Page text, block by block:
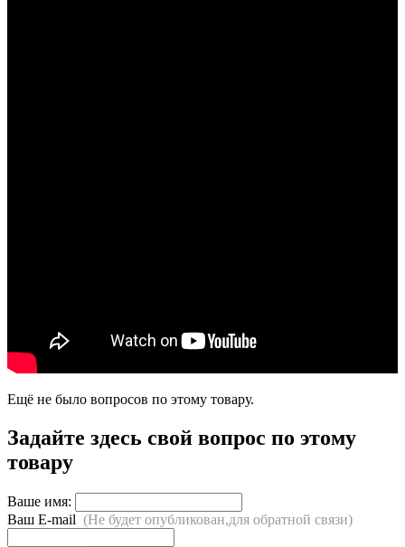
Ещё не было вопросов по этому товару.
Задайте здесь свой вопрос по этому
товару
Ваше имя:
Ваш E-mail (Не будет опубликован,для обратной связи)